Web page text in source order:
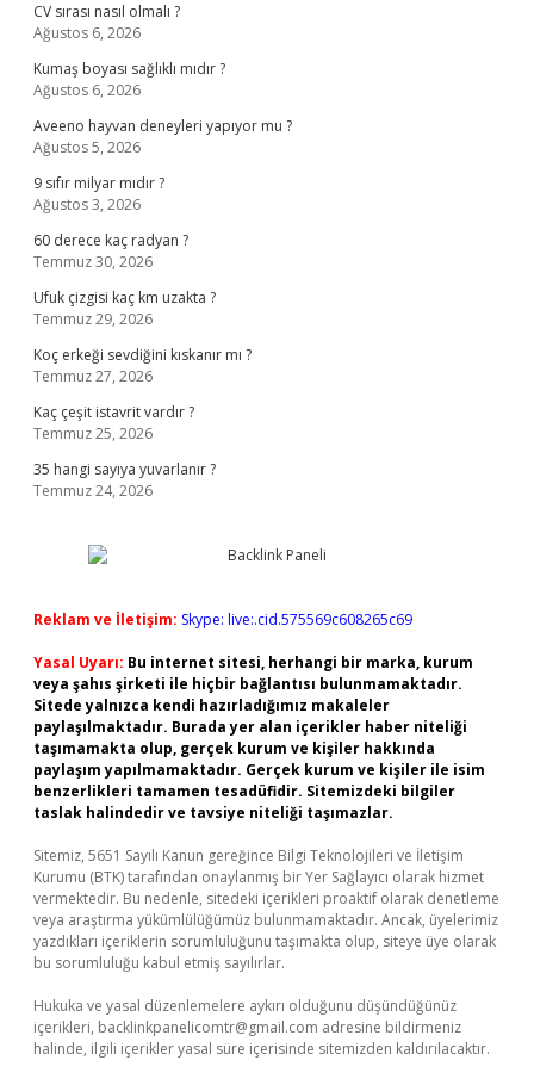
CV sırası nasıl olmalı ?
Ağustos 6, 2026
Kumaş boyası sağlıklı mıdır ?
Ağustos 6, 2026
Aveeno hayvan deneyleri yapıyor mu ?
Ağustos 5, 2026
9 sıfır milyar mıdır ?
Ağustos 3, 2026
60 derece kaç radyan ?
Temmuz 30, 2026
Ufuk çizgisi kaç km uzakta ?
Temmuz 29, 2026
Koç erkeği sevdiğini kıskanır mı ?
Temmuz 27, 2026
Kaç çeşit istavrit vardır ?
Temmuz 25, 2026
35 hangi sayıya yuvarlanır ?
Temmuz 24, 2026
Reklam ve İletişim: Skype: live:.cid.575569c608265c69
Yasal Uyarı: Bu internet sitesi, herhangi bir marka, kurum
veya şahıs şirketi ile hiçbir bağlantısı bulunmamaktadır.
Sitede yalnızca kendi hazırladığımız makaleler
paylaşılmaktadır. Burada yer alan içerikler haber niteliği
taşımamakta olup, gerçek kurum ve kişiler hakkında
paylaşım yapılmamaktadır. Gerçek kurum ve kişiler ile isim
benzerlikleri tamamen tesadüfidir. Sitemizdeki bilgiler
taslak halindedir ve tavsiye niteliği taşımazlar.
Sitemiz, 5651 Sayılı Kanun gereğince Bilgi Teknolojileri ve İletişim
Kurumu (BTK) tarafından onaylanmış bir Yer Sağlayıcı olarak hizmet
vermektedir. Bu nedenle, sitedeki içerikleri proaktif olarak denetleme
veya araştırma yükümlülüğümüz bulunmamaktadır. Ancak, üyelerimiz
yazdıkları içeriklerin sorumluluğunu taşımakta olup, siteye üye olarak
bu sorumluluğu kabul etmiş sayılırlar.
Hukuka ve yasal düzenlemelere aykırı olduğunu düşündüğünüz
içerikleri, backlinkpanelicomtr@gmail.com adresine bildirmeniz
halinde, ilgili içerikler yasal süre içerisinde sitemizden kaldırılacaktır.